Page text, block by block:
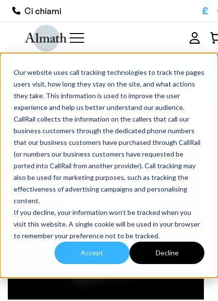
Our website uses call tracking technologies to track the pages
users visit, how long they stay on the site, and what actions
they take. This information is used to improve the user
experience and help us better understand our audience.
CallRail collects the information on the callers that call our
business customers through the dedicated phone numbers
that our business customers have purchased through CallRail
(or numbers our business customers have requested be
ported into CallRail from another provider). Call tracking may
also be used for marketing purposes, such as tracking the
effectiveness of advertising campaigns and personalising
content.
If you decline, your information won’t be tracked when you
visit this website. A single cookie will be used in your browser
to remember your preference not to be tracked.
Accept Decline
Ci chiami £
MACSUB10010015 Piastra MACOR®
100 mm x 100 mm x 15 mm